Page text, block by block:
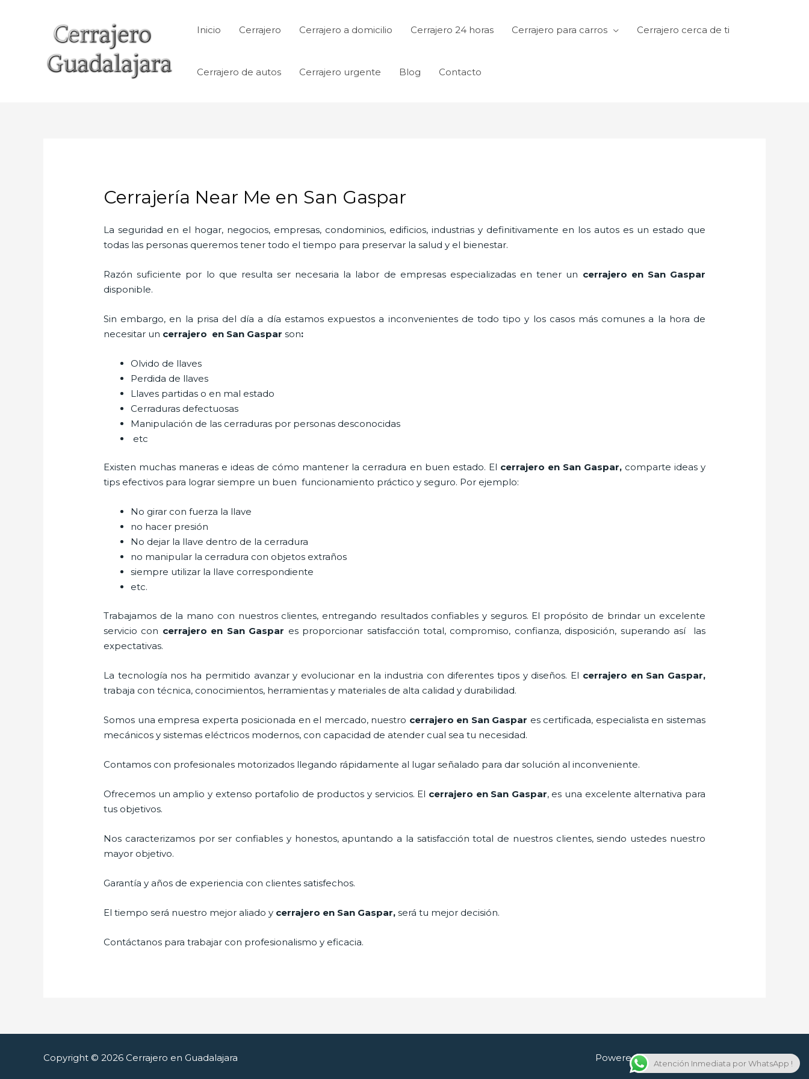
Inicio Cerrajero Cerrajero a domicilio Cerrajero 24 horas Cerrajero para carros Cerrajero cerca de ti
Cerrajero de autos Cerrajero urgente Blog Contacto
Cerrajería Near Me en San Gaspar
La seguridad en el hogar, negocios, empresas, condominios, edificios, industrias y definitivamente en los autos es un estado que
todas las personas queremos tener todo el tiempo para preservar la salud y el bienestar.
Razón suficiente por lo que resulta ser necesaria la labor de empresas especializadas en tener un cerrajero en San Gaspar
disponible.
Sin embargo, en la prisa del día a día estamos expuestos a inconvenientes de todo tipo y los casos más comunes a la hora de
necesitar un cerrajero en San Gaspar son:
Olvido de llaves
Perdida de llaves
Llaves partidas o en mal estado
Cerraduras defectuosas
Manipulación de las cerraduras por personas desconocidas
etc
Existen muchas maneras e ideas de cómo mantener la cerradura en buen estado. El cerrajero en San Gaspar, comparte ideas y
tips efectivos para lograr siempre un buen funcionamiento práctico y seguro. Por ejemplo:
No girar con fuerza la llave
no hacer presión
No dejar la llave dentro de la cerradura
no manipular la cerradura con objetos extraños
siempre utilizar la llave correspondiente
etc.
Trabajamos de la mano con nuestros clientes, entregando resultados confiables y seguros. El propósito de brindar un excelente
servicio con cerrajero en San Gaspar es proporcionar satisfacción total, compromiso, confianza, disposición, superando así las
expectativas.
La tecnología nos ha permitido avanzar y evolucionar en la industria con diferentes tipos y diseños. El cerrajero en San Gaspar,
trabaja con técnica, conocimientos, herramientas y materiales de alta calidad y durabilidad.
Somos una empresa experta posicionada en el mercado, nuestro cerrajero en San Gaspar es certificada, especialista en sistemas
mecánicos y sistemas eléctricos modernos, con capacidad de atender cual sea tu necesidad.
Contamos con profesionales motorizados llegando rápidamente al lugar señalado para dar solución al inconveniente.
Ofrecemos un amplio y extenso portafolio de productos y servicios. El cerrajero en San Gaspar, es una excelente alternativa para
tus objetivos.
Nos caracterizamos por ser confiables y honestos, apuntando a la satisfacción total de nuestros clientes, siendo ustedes nuestro
mayor objetivo.
Garantía y años de experiencia con clientes satisfechos.
El tiempo será nuestro mejor aliado y cerrajero en San Gaspar,será tu mejor decisión.
Contáctanos para trabajar con profesionalismo y eficacia.
Copyright © 2026 Cerrajero en Guadalajara Powered by Cerrajero en Guadalajara
Atención Inmediata por WhatsApp !